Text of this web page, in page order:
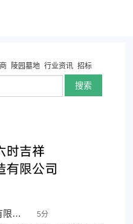
陵园墓地 行业资讯 招标
搜索
吉林省六时吉祥工艺品制造有限公司
5分